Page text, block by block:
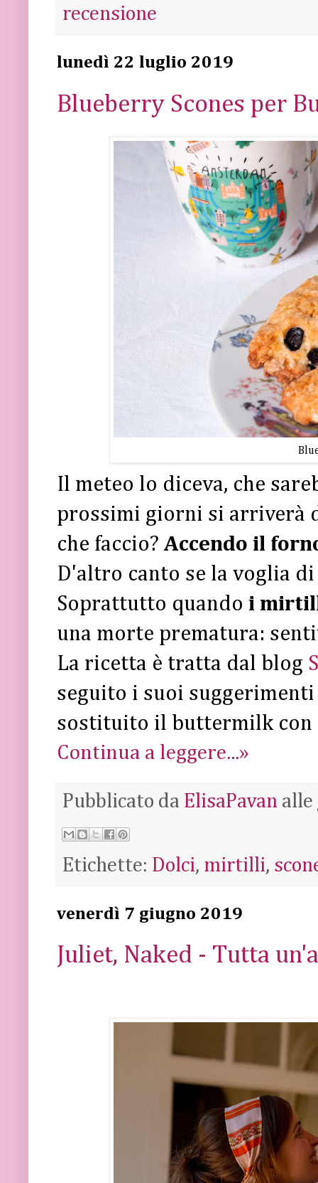
recensione
lunedì 22 luglio 2019
Blueberry Scones per
Il meteo lo diceva, che
prossimi giorni si arriverà
che faccio? Accendo il
D'altro canto se la voglia
Soprattutto quando i
una morte prematura:
La ricetta è tratta dal blog
seguito i suoi
sostituito il buttermilk con
Continua a leggere...»
Pubblicato da ElisaPavan alle
Etichette: Dolci, mirtilli,
venerdì 7 giugno 2019
Juliet, Naked - Tutta